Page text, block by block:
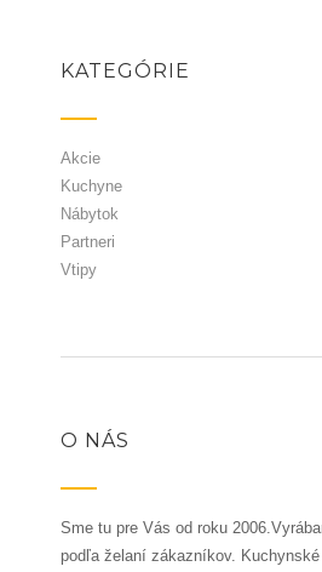
KATEGÓRIE
Akcie
Kuchyne
Nábytok
Partneri
Vtipy
O NÁS
Sme tu pre Vás od roku
podľa želaní zákazníkov.